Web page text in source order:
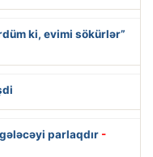
ki, evimi sökürlər”
parlaqdır -